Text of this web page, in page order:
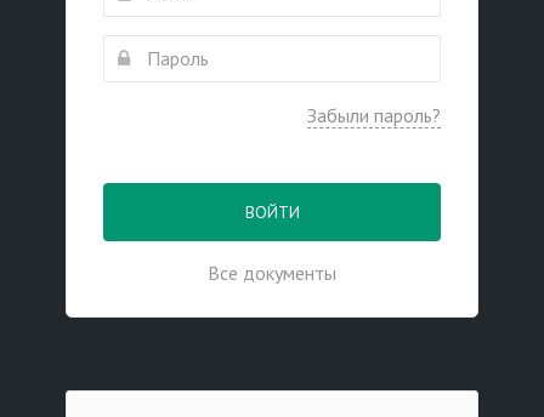
Забыли пароль?
ВОЙТИ
Все документы